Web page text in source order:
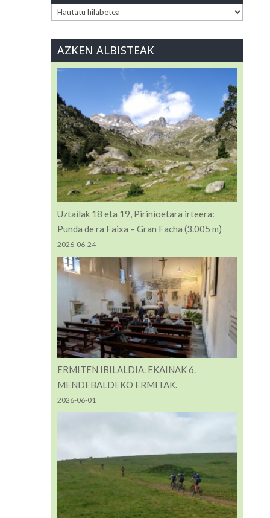
ALBISTEEN
AZKEN ALBISTEAK
Uztailak 18 eta 19, Pirinioetara irteera:
Punda de ra Faixa – Gran Facha (3.005 m)
2026-06-24
ERMITEN IBILALDIA. EKAINAK 6.
MENDEBALDEKO ERMITAK.
2026-06-01